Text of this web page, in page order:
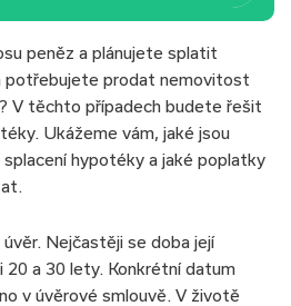
peněz a plánujete splatit
potřebujete prodat nemovitost
V těchto případech budete řešit
Ukážeme vám, jaké jsou
hypotéky a jaké poplatky
Nejčastěji se doba její
a 30 lety. Konkrétní datum
v úvěrové smlouvě. V životě